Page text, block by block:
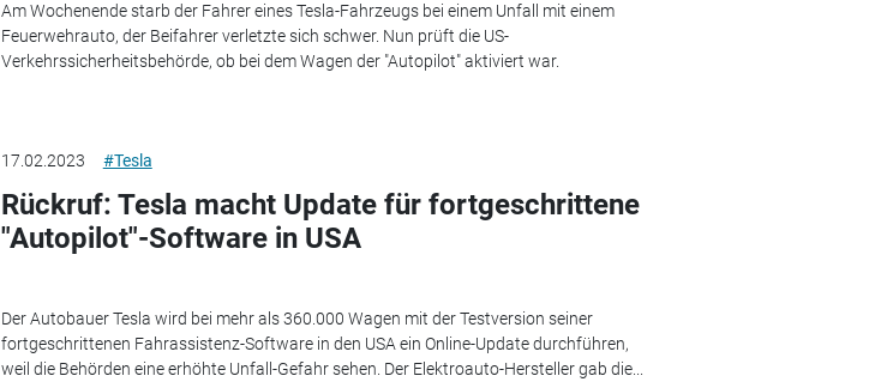
Am Wochenende starb der Fahrer eines Tesla-Fahrzeugs bei einem Unfall mit einem
Feuerwehrauto, der Beifahrer verletzte sich schwer. Nun prüft die US-
Verkehrssicherheitsbehörde, ob bei dem Wagen der "Autopilot" aktiviert war.
17.02.2023 #Tesla
Rückruf: Tesla macht Update für fortgeschrittene
"Autopilot"-Software in USA
Der Autobauer Tesla wird bei mehr als 360.000 Wagen mit der Testversion seiner
fortgeschrittenen Fahrassistenz-Software in den USA ein Online-Update durchführen,
weil die Behörden eine erhöhte Unfall-Gefahr sehen. Der Elektroauto-Hersteller gab die...